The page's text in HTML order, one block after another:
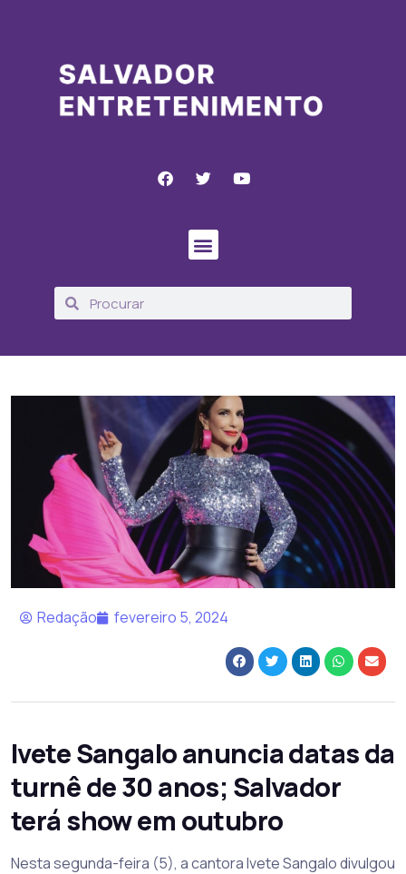
Redação fevereiro 5, 2024
Ivete Sangalo anuncia datas da
turnê de 30 anos; Salvador
terá show em outubro
Nesta segunda-feira (5), a cantora Ivete Sangalo divulgou